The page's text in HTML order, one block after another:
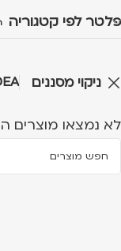
פלטר לפי קטגוריה
ניקוי מסננים
לא נמצאו מוצרים